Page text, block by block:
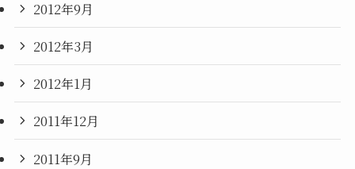
2012年9月
2012年3月
2012年1月
2011年12月
2011年9月